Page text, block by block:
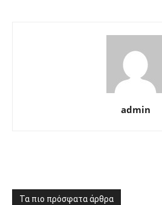
admin
Τα πιο πρόσφατα άρθρα